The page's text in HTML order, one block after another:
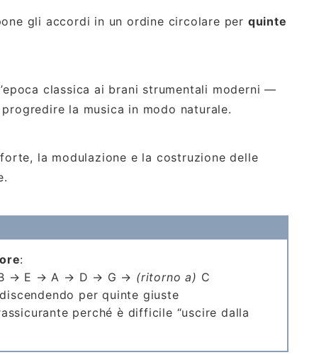
gli accordi in un ordine circolare per quinte
classica ai brani strumentali moderni —
la musica in modo naturale.
la modulazione e la costruzione delle
:
→ E → A → D → G → (ritorno a) C
per quinte giuste
perché è difficile “uscire dalla